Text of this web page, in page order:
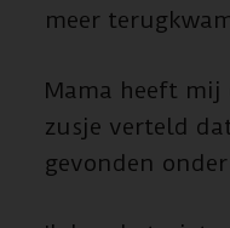
meer
Mama heeft
zusje verteld
gevonden